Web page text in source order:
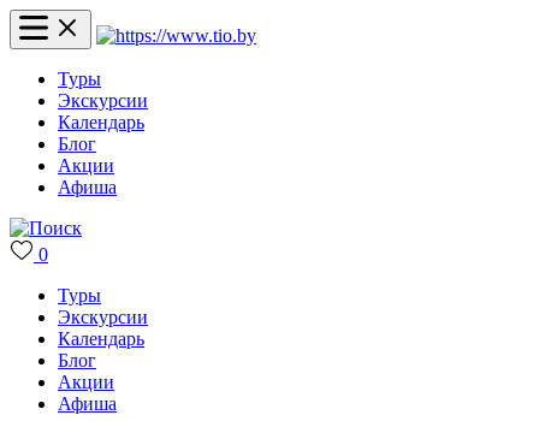
Туры
Экскурсии
Календарь
Блог
Акции
Афиша
0
Туры
Экскурсии
Календарь
Блог
Акции
Афиша